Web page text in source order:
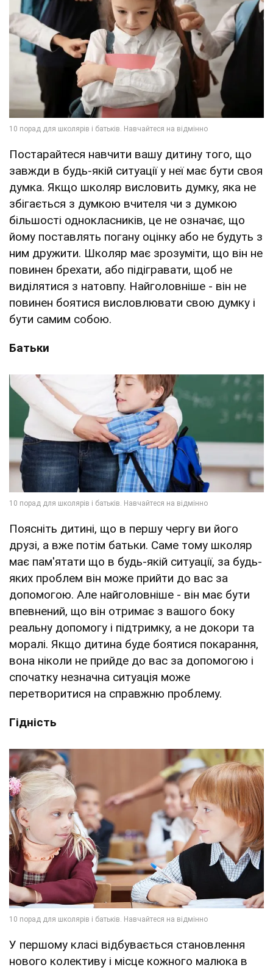
Постарайтеся навчити вашу дитину того, що
завжди в будь-якій ситуації у неї має бути своя
думка. Якщо школяр висловить думку, яка не
збігається з думкою вчителя чи з думкою
більшості однокласників, це не означає, що
йому поставлять погану оцінку або не будуть з
ним дружити. Школяр має зрозуміти, що він не
повинен брехати, або підігравати, щоб не
виділятися з натовпу. Найголовніше - він не
повинен боятися висловлювати свою думку і
бути самим собою.
Батьки
Поясніть дитині, що в першу чергу ви його
друзі, а вже потім батьки. Саме тому школяр
має пам'ятати що в будь-якій ситуації, за будь-
яких проблем він може прийти до вас за
допомогою. Але найголовніше - він має бути
впевнений, що він отримає з вашого боку
реальну допомогу і підтримку, а не докори та
моралі. Якщо дитина буде боятися покарання,
вона ніколи не прийде до вас за допомогою і
спочатку незначна ситуація може
перетворитися на справжню проблему.
Гідність
У першому класі відбувається становлення
нового колективу і місце кожного малюка в